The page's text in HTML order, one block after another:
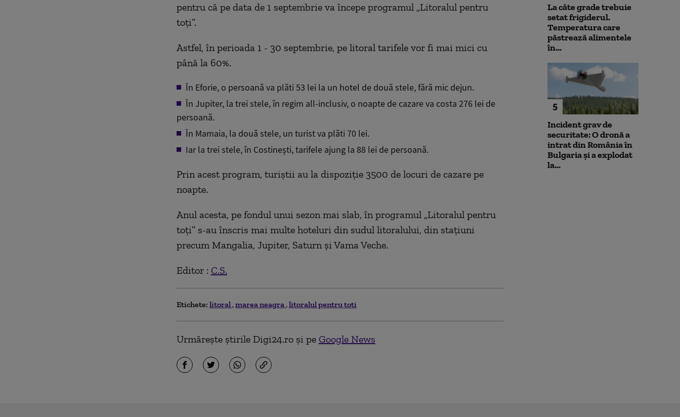
pentru că pe data de 1 septembrie va începe programul „Litoralul pentru
toți”.
Astfel, în perioada 1 - 30 septembrie, pe litoral tarifele vor fi mai mici cu
până la 60%.
În Eforie, o persoană va plăti 53 lei la un hotel de două stele, fără mic dejun.
În Jupiter, la trei stele, în regim all-inclusiv, o noapte de cazare va costa 276 lei de
persoană.
În Mamaia, la două stele, un turist va plăti 70 lei.
Iar la trei stele, în Costinești, tarifele ajung la 88 lei de persoană.
Prin acest program, turiștii au la dispoziție 3500 de locuri de cazare pe
noapte.
Anul acesta, pe fondul unui sezon mai slab, în programul „Litoralul pentru
toți” s-au înscris mai multe hoteluri din sudul litoralului, din stațiuni
precum Mangalia, Jupiter, Saturn și Vama Veche.
Editor : C.S.
Etichete: litoral marea neagra litoralul pentru toti
Urmărește știrile Digi24.ro și pe Google News
La câte grade trebuie
setat frigiderul.
Temperatura care
păstrează alimentele
în...
5
Incident grav de
securitate: O dronă a
intrat din România în
Bulgaria şi a explodat
la...